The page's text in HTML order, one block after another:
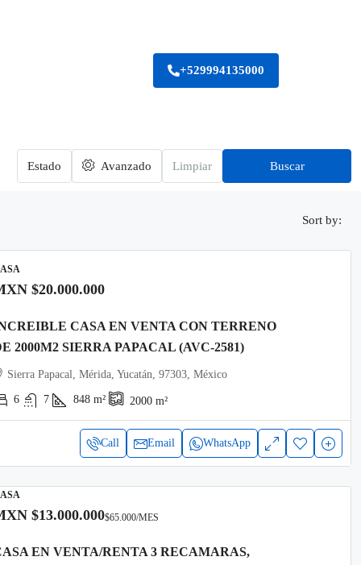
+529994135000
Estado Avanzado Limpiar Buscar
Sort by:
$20.000.000
CASA EN VENTA CON TERRENO
2000M2 SIERRA PAPACAL (AVC-2581)
Sierra Papacal, Mérida, Yucatán, 97303, México
6 7 848 m² 2000 m²
Call Email WhatsApp
$13.000.000$65.000/MES
EN VENTA/RENTA 3 RECAMARAS,